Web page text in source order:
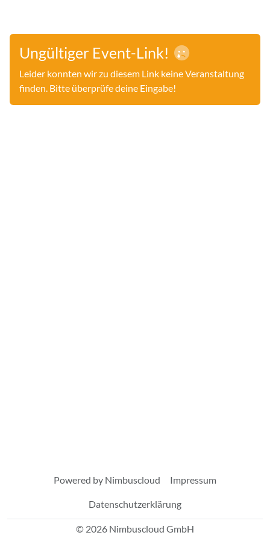
Ungültiger Event-Link!
Leider konnten wir zu diesem Link keine Veranstaltung
finden. Bitte überprüfe deine Eingabe!
Powered by Nimbuscloud Impressum
Datenschutzerklärung
© 2026 Nimbuscloud GmbH